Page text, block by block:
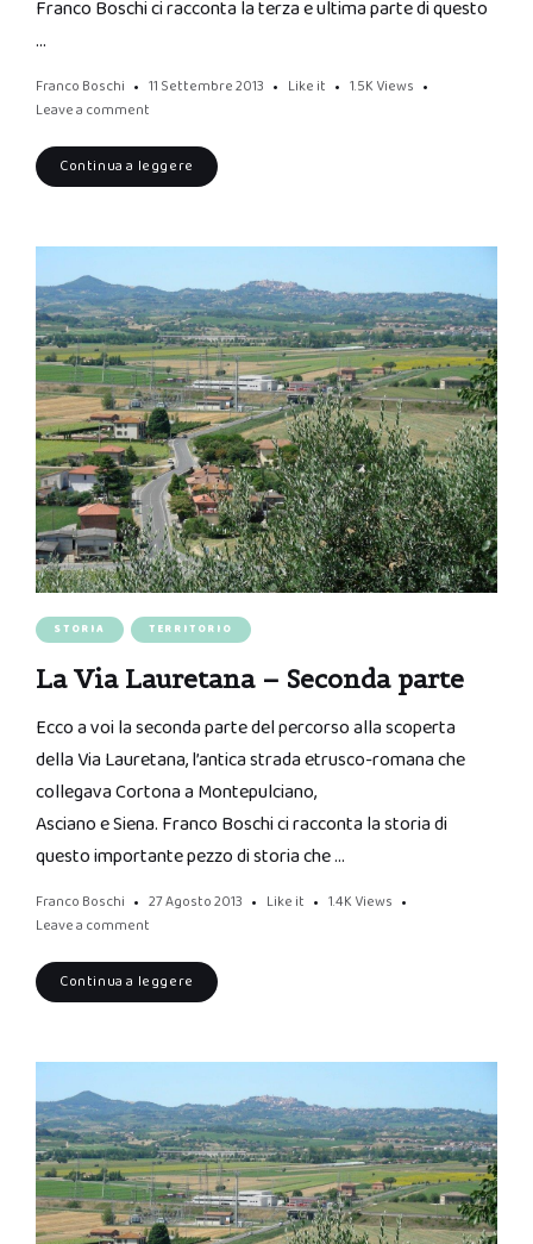
Franco Boschi ci racconta la terza e ultima parte di questo
…
Franco Boschi 11 Settembre 2013 Like it 1.5K Views
Leave a comment
Continua a leggere
STORIA TERRITORIO
La Via Lauretana – Seconda parte
Ecco a voi la seconda parte del percorso alla scoperta
della Via Lauretana, l’antica strada etrusco-romana che
collegava Cortona a Montepulciano,
Asciano e Siena. Franco Boschi ci racconta la storia di
questo importante pezzo di storia che …
Franco Boschi 27 Agosto 2013 Like it 1.4K Views
Leave a comment
Continua a leggere